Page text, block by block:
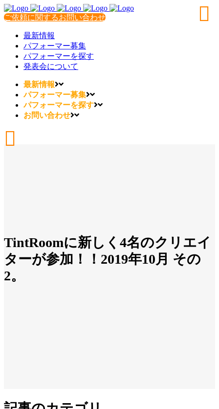
ご依頼に関するお問い合わせ
最新情報
パフォーマー募集
パフォーマーを探す
発表会について
最新情報
パフォーマー募集
パフォーマーを探す
お問い合わせ
TintRoomに新しく4名のクリエイ
ターが参加！！2019年10月 その
2。